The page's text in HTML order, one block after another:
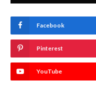
Facebook
Pinterest
YouTube